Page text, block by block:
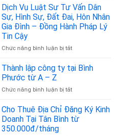
khách
là
bao
nhiêu?
nhật
Quyết
định
TTg
dụng
chuyên
viên
kế
dịch
thuế
Dịch Vụ Luật Sư Tư Vấn Dân
Sự, Hình Sự, Đất Đai, Hôn Nhân
Gia Đình – Đồng Hành Pháp Lý
Tin Cậy
Chức năng bình luận bị tắtở
Vụ
Luật
Tư
Dân
Sự,
Thành lập công ty tại Bình
Phước từ A – Z
Chức năng bình luận bị tắtở
lập
công
ty
Cho Thuê Địa Chỉ Đăng Ký Kinh
Doanh Tại Tân Bình từ
350.000đ/tháng